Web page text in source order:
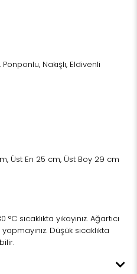
Ponponlu, Nakışlı, Eldivenli
Üst En 25 cm, Üst Boy 29 cm
sıcaklıkta yıkayınız. Ağartıcı
Düşük sıcaklıkta